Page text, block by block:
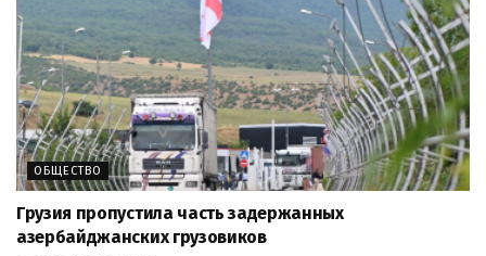
ОБЩЕСТВО
Грузия пропустила часть задержанных
азербайджанских грузовиков